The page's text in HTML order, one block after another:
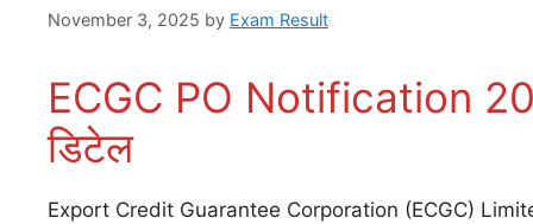
November 3, 2025 by Exam Result
ECGC PO Notification
डिटेल
Export Credit Guarantee Corporation (ECGC)